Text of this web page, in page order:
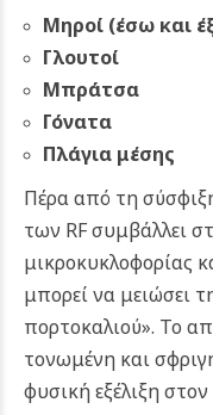
Μηροί (έσω και
Γλουτοί
Μπράτσα
Γόνατα
Πλάγια μέσης
Πέρα από τη
των RF συμβάλλει
μικροκυκλοφορίας
μπορεί να μειώσει
πορτοκαλιού». Το
τονωμένη και
φυσική εξέλιξη